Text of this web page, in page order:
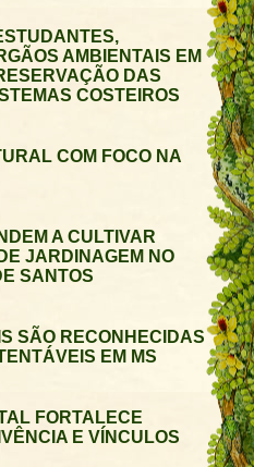
AMBIENTAIS EM
DAS
COSTEIROS
COM FOCO NA
A CULTIVAR
JARDINAGEM NO
SANTOS
SÃO RECONHECIDAS
EM MS
FORTALECE
E VÍNCULOS